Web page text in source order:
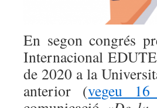
En segon congrés
Internacional
de 2020 a la
anterior (vegeu